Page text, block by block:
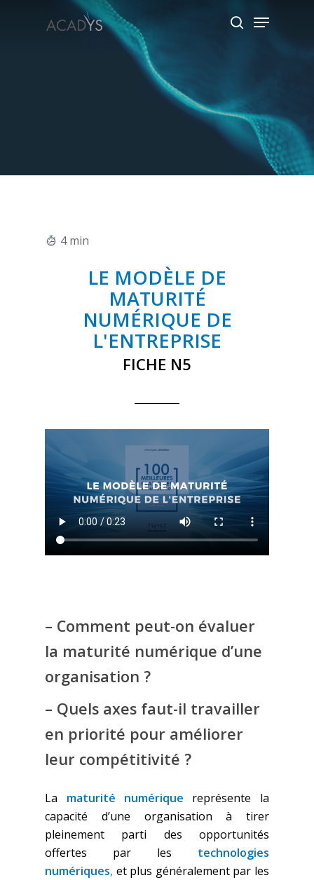
search
Menu
4 min
LE MODÈLE DE
MATURITÉ
NUMÉRIQUE DE
L'ENTREPRISE
FICHE N5
– Comment peut-on évaluer
la maturité numérique d’une
organisation ?
– Quels axes faut-il travailler
en priorité pour améliorer
leur compétitivité ?
La maturité numérique représente la
capacité d’une organisation à tirer
pleinement parti des opportunités
offertes par les technologies
numériques, et plus généralement par les